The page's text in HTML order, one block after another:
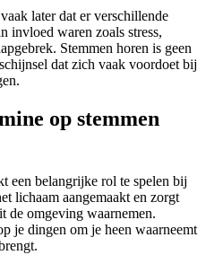
later dat er verschillende
invloed waren zoals stress,
Stemmen horen is geen
dat zich vaak voordoet bij
op stemmen
een belangrijke rol te spelen bij
lichaam aangemaakt en zorgt
de omgeving waarnemen.
je dingen om je heen waarneemt